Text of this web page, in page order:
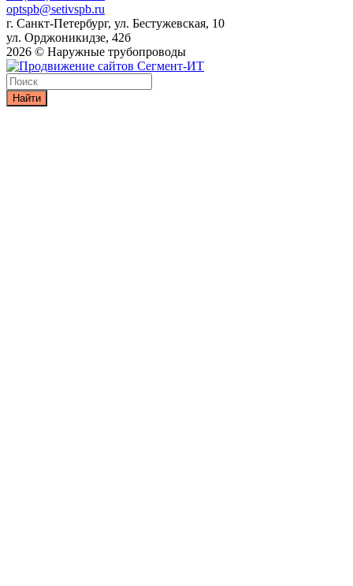
optspb@setivspb.ru
г. Санкт-Петербург, ул. Бестужевская, 10
ул. Орджоникидзе, 42б
2026 © Наружные трубопроводы
Найти